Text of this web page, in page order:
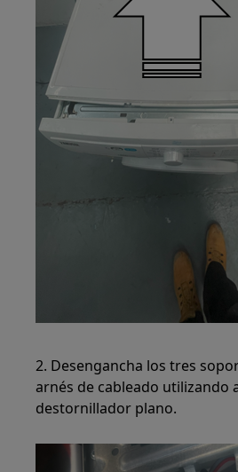
2. Desengancha los tres
arnés de cableado utilizando
destornillador plano.